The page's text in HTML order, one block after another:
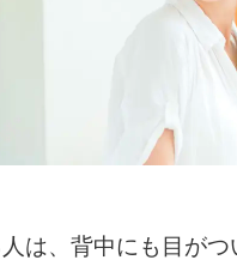
は、背中にも目がつ